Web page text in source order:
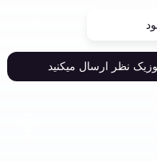
نظر ارسال میکنید